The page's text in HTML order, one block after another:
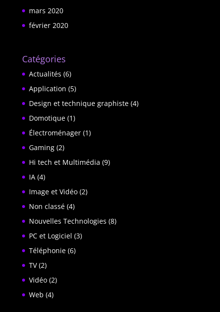
mars 2020
février 2020
Catégories
Actualités (6)
Application (5)
Design et technique graphiste(4)
Domotique(1)
Électroménager(1)
Gaming(2)
Hi tech et Multimédia (9)
IA(4)
Image et Vidéo(2)
Non classé(4)
Nouvelles Technologies (8)
PC et Logiciel (3)
Téléphonie(6)
TV(2)
Vidéo(2)
Web (4)